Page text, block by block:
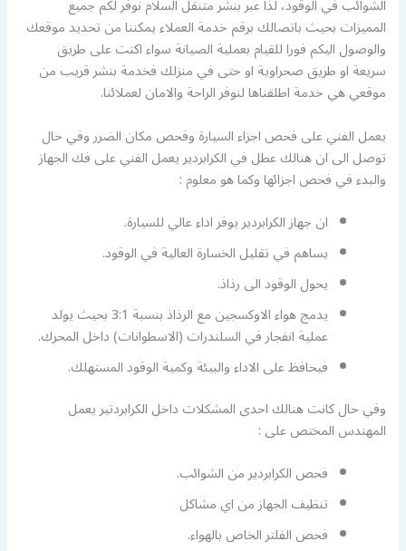
الشوائب في الوقود، لذا عبر بنشر متنقل السلام نوفر لكم جميع
المميزات بحيث باتصالك برقم خدمة العملاء يمكننا من تحديد موقعك
والوصول اليكم فورا للقيام بعملية الصيانة سواء اكنت على طريق
سريعة او طريق صحراوية او حتى في منزلك فخدمة بنشر قريب من
موقعي هي خدمة اطلقناها لنوفر الراحة والامان لعملائنا.
يعمل الفني على فحص اجزاء السيارة وفحص مكان الضرر وفي حال
توصل الى ان هنالك عطل في الكرابردير يعمل الفني على فك الجهاز
والبدء في فحص اجزائها وكما هو معلوم :
ان جهاز الكرابردير يوفر اداء عالي للسيارة.
يساهم في تقليل الخسارة العالية في الوقود.
يحول الوقود الى رذاذ.
يدمج هواء الاوكسجين مع الرذاذ بنسبة 3:1 بحيث يولد
عملية انفجار في السلندرات (الاسطوانات) داخل المحرك.
فيحافظ على الاداء والبيئة وكمية الوقود المستهلك.
وفي حال كانت هنالك احدى المشكلات داخل الكرابردتير يعمل
المهندس المختص على :
فحص الكرابردير من الشوائب.
تنظيف الجهاز من اي مشاكل
فحص الفلتر الخاص بالهواء.